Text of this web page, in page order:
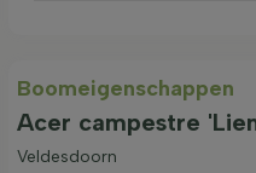
Boom­eigen­schappen
Acer campestre
Veldesdoorn